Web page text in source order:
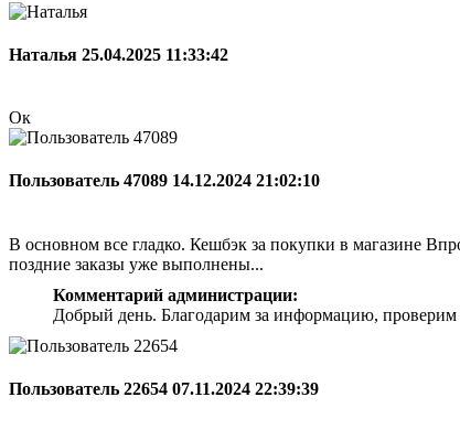
Наталья 25.04.2025 11:33:42
Ок
Пользователь 47089 14.12.2024 21:02:10
В основном все гладко. Кешбэк за покупки в магазине
поздние заказы уже выполнены...
Комментарий администрации:
Добрый день. Благодарим за информацию,
Пользователь 22654 07.11.2024 22:39:39